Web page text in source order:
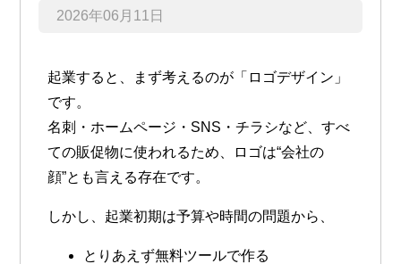
2026年06月11日
起業すると、まず考えるのが「ロゴデザイン」
です。
名刺・ホームページ・SNS・チラシなど、すべ
ての販促物に使われるため、ロゴは“会社の
顔”とも言える存在です。
しかし、起業初期は予算や時間の問題から、
とりあえず無料ツールで作る